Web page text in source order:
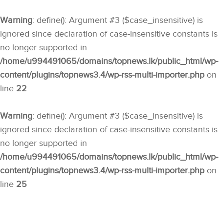
Warning: define(): Argument #3 ($case_insensitive) is
ignored since declaration of case-insensitive constants is
no longer supported in
/home/u994491065/domains/topnews.lk/public_html/wp-
content/plugins/topnews3.4/wp-rss-multi-importer.phpon
line 22
Warning: define(): Argument #3 ($case_insensitive) is
ignored since declaration of case-insensitive constants is
no longer supported in
/home/u994491065/domains/topnews.lk/public_html/wp-
content/plugins/topnews3.4/wp-rss-multi-importer.phpon
line 25